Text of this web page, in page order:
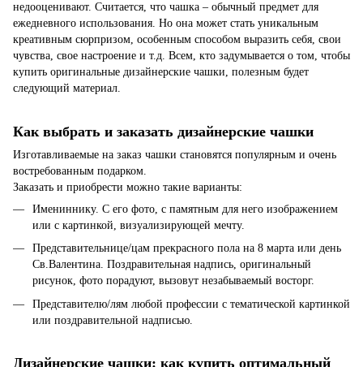
недооценивают. Считается, что чашка – обычный предмет для
ежедневного использования. Но она может стать уникальным
креативным сюрпризом, особенным способом выразить себя, свои
чувства, свое настроение и т.д. Всем, кто задумывается о том, чтобы
купить оригинальные дизайнерские чашки, полезным будет
следующий материал.
Как выбрать и заказать дизайнерские чашки
Изготавливаемые на заказ чашки становятся популярным и очень
востребованным подарком.
Заказать и приобрести можно такие варианты:
Имениннику. С его фото, с памятным для него изображением
или с картинкой, визуализирующей мечту.
Представительнице/цам прекрасного пола на 8 марта или день
Св.Валентина. Поздравительная надпись, оригинальный
рисунок, фото порадуют, вызовут незабываемый восторг.
Представителю/лям любой профессии с тематической картинкой
или поздравительной надписью.
Дизайнерские чашки: как купить оптимальный